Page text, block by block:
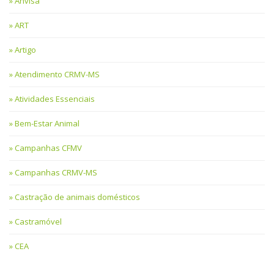
ART
Artigo
Atendimento CRMV-MS
Atividades Essenciais
Bem-Estar Animal
Campanhas CFMV
Campanhas CRMV-MS
Castração de animais domésticos
Castramóvel
CEA